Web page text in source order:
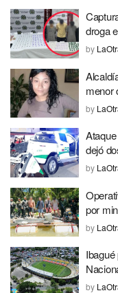
droga
by
menor
by
dejó
by
por
by
by